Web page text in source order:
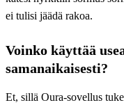
ei tulisi jäädä rakoa.
Voinko käyttää
samanaikaisesti?
Et, sillä Oura-sovellus